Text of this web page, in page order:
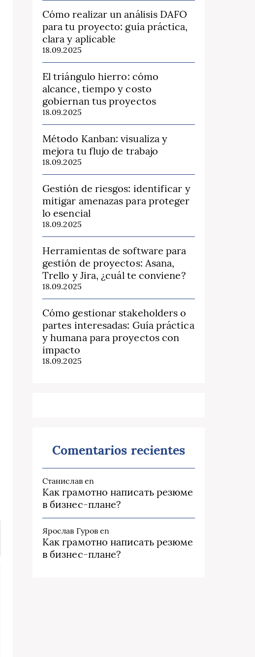
Cómo realizar un análisis DAFO
para tu proyecto: guía práctica,
clara y aplicable
18.09.2025
El triángulo hierro: cómo
alcance, tiempo y costo
gobiernan tus proyectos
18.09.2025
Método Kanban: visualiza y
mejora tu flujo de trabajo
18.09.2025
Gestión de riesgos: identificar y
mitigar amenazas para proteger
lo esencial
18.09.2025
Herramientas de software para
gestión de proyectos: Asana,
Trello y Jira, ¿cuál te conviene?
18.09.2025
Cómo gestionar stakeholders o
partes interesadas: Guía práctica
y humana para proyectos con
impacto
18.09.2025
Comentarios recientes
Станиславen
Как грамотно написать резюме
в бизнес-плане?
Ярослав Гуров en
Как грамотно написать резюме
в бизнес-плане?